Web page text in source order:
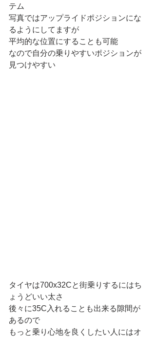
テム
写真ではアップライドポジションにな
るようにしてますが
平均的な位置にすることも可能
なので自分の乗りやすいポジションが
見つけやすい
タイヤは700x32Cと街乗りするにはち
ょうどいい太さ
後々に35C入れることも出来る隙間が
あるので
もっと乗り心地を良くしたい人にはオ